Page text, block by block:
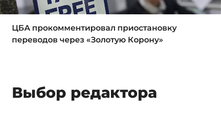
ЦБА прокомментировал приостановку
переводов через «Золотую Корону»
Выбор редактора